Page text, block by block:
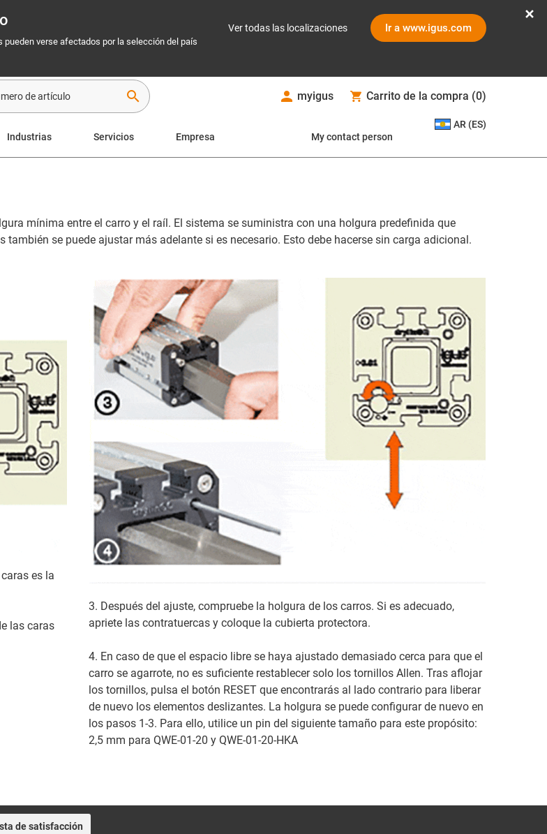
verse afectados por la selección del país
Ver todas las localizaciones Ir a www.igus.com
search myigus Carrito de la compra (0)
Industrias Servicios Empresa My contact person
AR (ES)
mínima entre el carro y el raíl. El sistema se suministra con una holgura predefinida que
se puede ajustar más adelante si es necesario. Esto debe hacerse sin carga adicional.
es la
las caras
3. Después del ajuste, compruebe la holgura de los carros. Si es adecuado,
apriete las contratuercas y coloque la cubierta protectora.
4. En caso de que el espacio libre se haya ajustado demasiado cerca para que el
carro se agarrote, no es suficiente restablecer solo los tornillos Allen. Tras aflojar
los tornillos, pulsa el botón RESET que encontrarás al lado contrario para liberar
de nuevo los elementos deslizantes. La holgura se puede configurar de nuevo en
los pasos 1-3. Para ello, utilice un pin del siguiente tamaño para este propósito:
2,5 mm para QWE-01-20 y QWE-01-20-HKA
de satisfacción